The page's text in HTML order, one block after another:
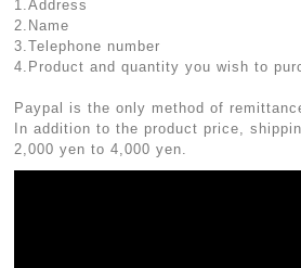
1.Address
2.Name
3.Telephone number
4.Product and quantity you wish to
Paypal is the only method of
In addition to the product price,
2,000 yen to 4,000 yen.